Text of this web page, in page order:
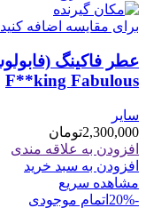
برای مقایسه اضافه کنید
F**king Fabulous
سایر
2,300,000تومان
افزودن به علاقه مندی
افزودن به سبد خرید
مشاهده سریع
-20%
اتمام موجودی